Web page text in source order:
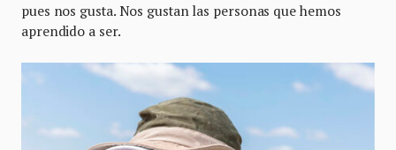
pues nos gusta. Nos gustan las personas que hemos
aprendido a ser.